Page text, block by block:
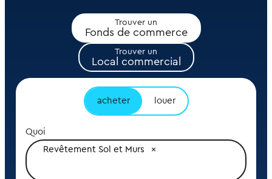
Trouver un
Fonds de commerce
Trouver un
Local commercial
acheter louer
Quoi
Revêtement Sol et Murs